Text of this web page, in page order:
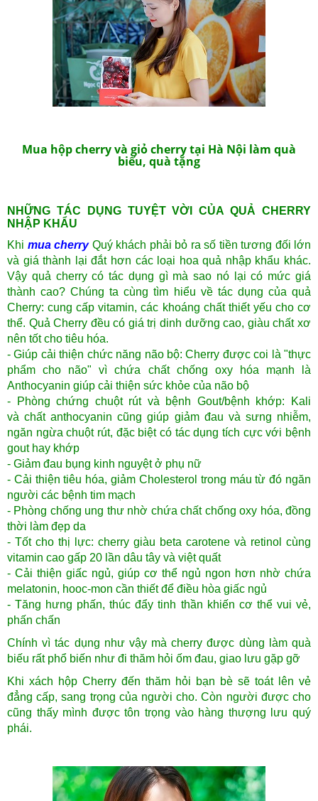
Mua hộp cherry và giỏ cherry tại Hà Nội làm quà
biếu, quà tặng
NHỮNG TÁC DỤNG TUYỆT VỜI CỦA QUẢ CHERRY
NHẬP KHẨU
Khi mua cherryQuý khách phải bỏ ra số tiền tương đối lớn
và giá thành lại đắt hơn các loại hoa quả nhập khẩu khác.
Vậy quả cherry có tác dụng gì mà sao nó lại có mức giá
thành cao? Chúng ta cùng tìm hiểu về tác dụng của quả
Cherry: cung cấp vitamin, các khoáng chất thiết yếu cho cơ
thể. Quả Cherry đều có giá trị dinh dưỡng cao, giàu chất xơ
nên tốt cho tiêu hóa.
- Giúp cải thiện chức năng não bộ: Cherry được coi là "thực
phẩm cho não" vì chứa chất chống oxy hóa mạnh là
Anthocyanin giúp cải thiện sức khỏe của não bộ
- Phòng chứng chuột rút và bệnh Gout/bệnh khớp: Kali
và chất anthocyanin cũng giúp giảm đau và sưng nhiễm,
ngăn ngừa chuột rút, đặc biệt có tác dụng tích cực với bệnh
gout hay khớp
- Giảm đau bụng kinh nguyệt ở phụ nữ
- Cải thiện tiêu hóa, giảm Cholesterol trong máu từ đó ngăn
người các bệnh tim mạch
- Phòng chống ung thư nhờ chứa chất chống oxy hóa, đồng
thời làm đẹp da
- Tốt cho thị lực: cherry giàu beta carotene và retinol cùng
vitamin cao gấp 20 lần dâu tây và việt quất
- Cải thiện giấc ngủ, giúp cơ thể ngủ ngon hơn nhờ chứa
melatonin, hooc-mon cần thiết để điều hòa giấc ngủ
- Tăng hưng phấn, thúc đẩy tinh thần khiến cơ thể vui vẻ,
phấn chấn
Chính vì tác dụng như vậy mà cherry được dùng làm quà
biếu rất phổ biến như đi thăm hỏi ốm đau, giao lưu gặp gỡ
Khi xách hộp Cherry đến thăm hỏi bạn bè sẽ toát lên vẻ
đẳng cấp, sang trọng của người cho. Còn người được cho
cũng thấy mình được tôn trọng vào hàng thượng lưu quý
phái.